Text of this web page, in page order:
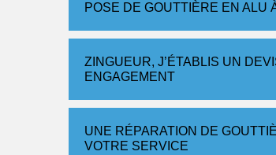
POSE DE GOUTTIÈRE EN ALU
ZINGUEUR, J’ÉTABLIS UN
ENGAGEMENT
UNE RÉPARATION DE
VOTRE SERVICE